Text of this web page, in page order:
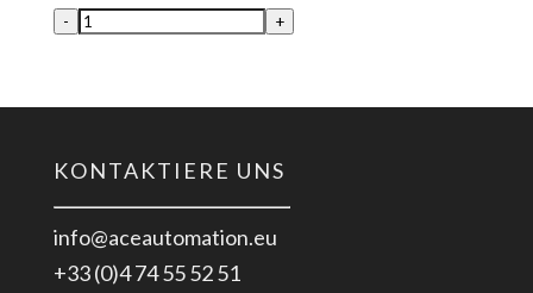
- +
KONTAKTIERE UNS
info@aceautomation.eu
+33 (0)4 74 55 52 51